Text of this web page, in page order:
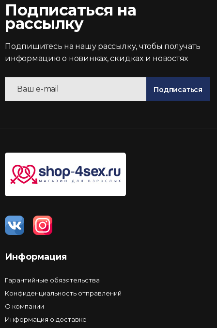
Подписаться на
рассылку
Подпишитесь на нашу рассылку, чтобы получать
информацию о новинках, скидках и новостях
Подписаться
Информация
Гарантийные обязятельства
Конфиденциальность отправлений
О компании
Информация о доставке